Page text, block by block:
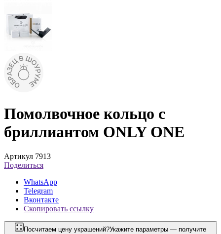
Помолвочное кольцо с
бриллиантом ONLY ONE
Артикул 7913
Поделиться
WhatsApp
Telegram
Вконтакте
Скопировать ссылку
Посчитаем цену украшений?Укажите параметры — получите